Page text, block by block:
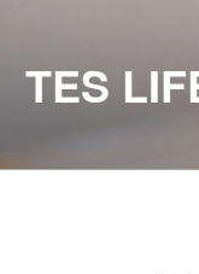
TES